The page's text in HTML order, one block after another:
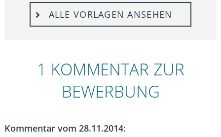
ALLE VORLAGEN ANSEHEN
1 KOMMENTAR ZUR
BEWERBUNG
Kommentar vom 28.11.2014: